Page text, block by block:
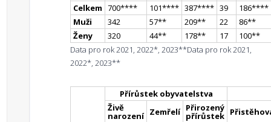
Celkem 700**** 101**** 387**** 39 186****
Muži
342 57** 209** 22 86**
Ženy
320 44** 178** 17 100**
Data pro rok 2021, 2022*, 2023**Data pro rok 2021,
2022*, 2023**
Přírůstek obyvatelstva
Živě
narození Zemřelí Přirozený
přírůstek